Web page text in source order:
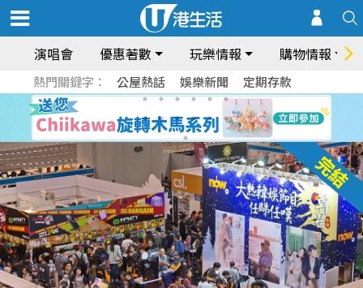
演唱會 優惠著數 玩樂情報 購物情報
熱門關鍵字： 公屋熱話 娛樂新聞 定期存款